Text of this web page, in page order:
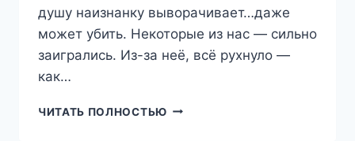
душу наизнанку выворачивает…даже
может убить. Некоторые из нас — сильно
заигрались. Из-за неё, всё рухнуло —
как…
ЧИТАТЬ ПОЛНОСТЬЮ ТОЛЬКО